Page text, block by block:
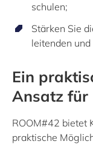
schulen;
Stärken Sie
leitenden
Ein
Ansatz für
ROOM#42 bietet
praktische